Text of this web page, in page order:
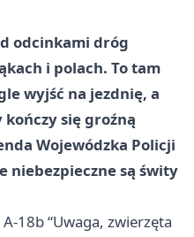
odcinkami dróg
i polach. To tam
wyjść na jezdnię, a
się groźną
Wojewódzka Policji
niebezpieczne są świty
18b “Uwaga, zwierzęta